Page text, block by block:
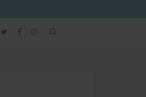
TWITTERFACEBOOKINSTAGRAM